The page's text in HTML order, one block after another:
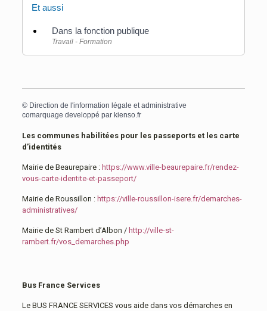
Et aussi
Dans la fonction publique
Travail - Formation
© Direction de l'information légale et administrative
comarquage developpé par kienso.fr
Les communes habilitées pour les passeports et les carte
d’identités
Mairie de Beaurepaire : https://www.ville-beaurepaire.fr/rendez-
vous-carte-identite-et-passeport/
Mairie de Roussillon : https://ville-roussillon-isere.fr/demarches-
administratives/
Mairie de St Rambert d’Albon / http://ville-st-
rambert.fr/vos_demarches.php
Bus France Services
Le BUS FRANCE SERVICES vous aide dans vos démarches en